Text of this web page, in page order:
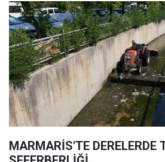
MARMARİS'TE DERELERDE